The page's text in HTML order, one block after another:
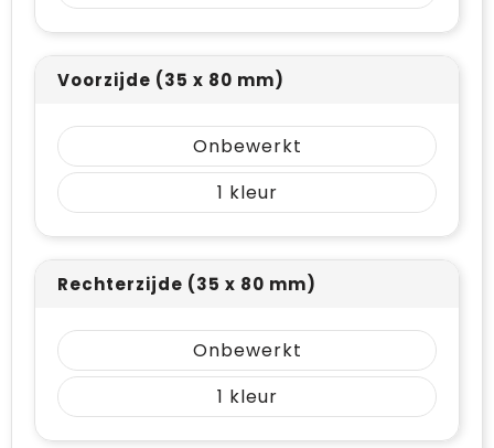
Voorzijde (35 x 80 mm)
Onbewerkt
1
Rechterzijde (35 x 80 mm)
Onbewerkt
1